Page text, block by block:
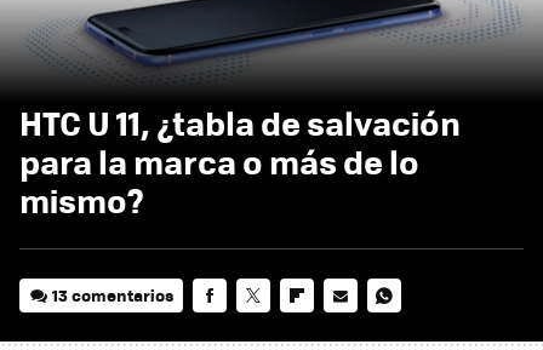
HTC U 11, ¿tabla de salvación
para la marca o más de lo
mismo?
13 comentarios